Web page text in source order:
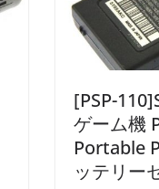
[PSP-
ゲーム機
Portable
ッテリー